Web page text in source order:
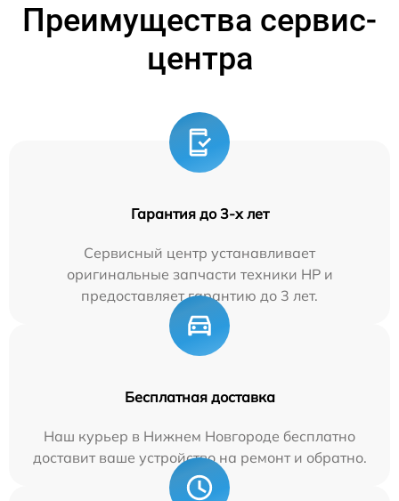
Преимущества сервис-
центра
Гарантия до 3-х лет
Сервисный центр устанавливает
оригинальные запчасти техники HP и
предоставляет гарантию до 3 лет.
Бесплатная доставка
Наш курьер в Нижнем Новгороде бесплатно
доставит ваше устройство на ремонт и обратно.